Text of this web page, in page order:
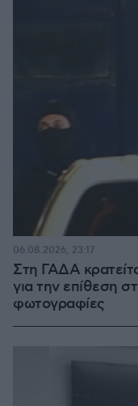
Στη ΓΑΔΑ
για την επίθεση
φωτογραφίες
06.08.2026, 23:17